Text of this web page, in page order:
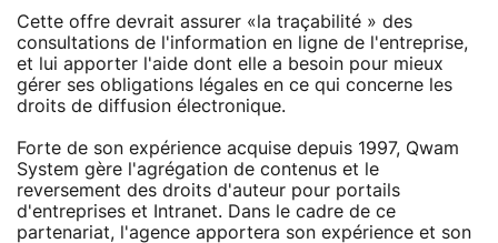
Cette offre devrait assurer «la traçabilité » des
consultations de l'information en ligne de l'entreprise,
et lui apporter l'aide dont elle a besoin pour mieux
gérer ses obligations légales en ce qui concerne les
droits de diffusion électronique.
Forte de son expérience acquise depuis 1997, Qwam
System gère l'agrégation de contenus et le
reversement des droits d'auteur pour portails
d'entreprises et Intranet. Dans le cadre de ce
partenariat, l'agence apportera son expérience et son